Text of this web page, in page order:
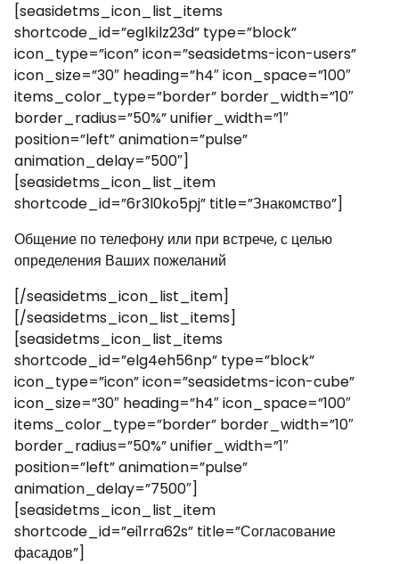
[seasidetms_icon_list_items
shortcode_id=”eglkilz23d” type=”block”
icon_type=”icon” icon=”seasidetms-icon-users”
icon_size=”30″ heading=”h4″ icon_space=”100″
items_color_type=”border” border_width=”10″
border_radius=”50%” unifier_width=”1″
position=”left” animation=”pulse”
animation_delay=”500″]
[seasidetms_icon_list_item
shortcode_id=”6r3l0ko5pj” title=”Знакомство”]
Общение по телефону или при встрече, с целью
определения Ваших пожеланий
[/seasidetms_icon_list_item]
[/seasidetms_icon_list_items]
[seasidetms_icon_list_items
shortcode_id=”elg4eh56np” type=”block”
icon_type=”icon” icon=”seasidetms-icon-cube”
icon_size=”30″ heading=”h4″ icon_space=”100″
items_color_type=”border” border_width=”10″
border_radius=”50%” unifier_width=”1″
position=”left” animation=”pulse”
animation_delay=”7500″]
[seasidetms_icon_list_item
shortcode_id=”ei1rra62s” title=”Согласование
фасадов”]